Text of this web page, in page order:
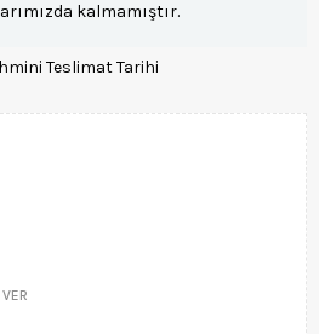
kalmamıştır.
Teslimat Tarihi